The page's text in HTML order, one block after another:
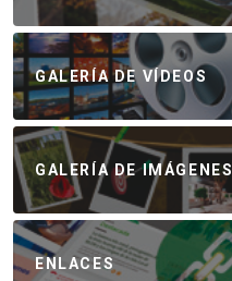
GALERÍA DE VÍDEOS
GALERÍA DE IMÁGENES
ENLACES